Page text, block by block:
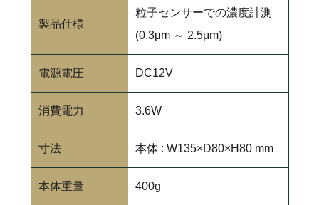
製品仕様
粒子センサーでの濃度計測
(0.3μm ～ 2.5μm)
電源電圧 DC12V
消費電力 3.6W
寸法 本体 : W135×D80×H80 mm
本体重量 400g